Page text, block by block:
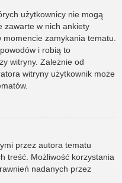
użytkownicy nie mogą
zawarte w nich ankiety
zamykania tematu.
i robią to
witryny. Zależnie od
witryny użytkownik może
przez autora tematu
treść. Możliwość korzystania
nadanych przez